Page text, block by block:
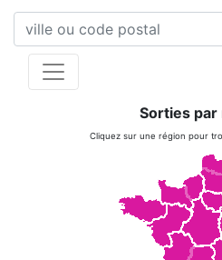
Sorties par
Cliquez sur une région pour